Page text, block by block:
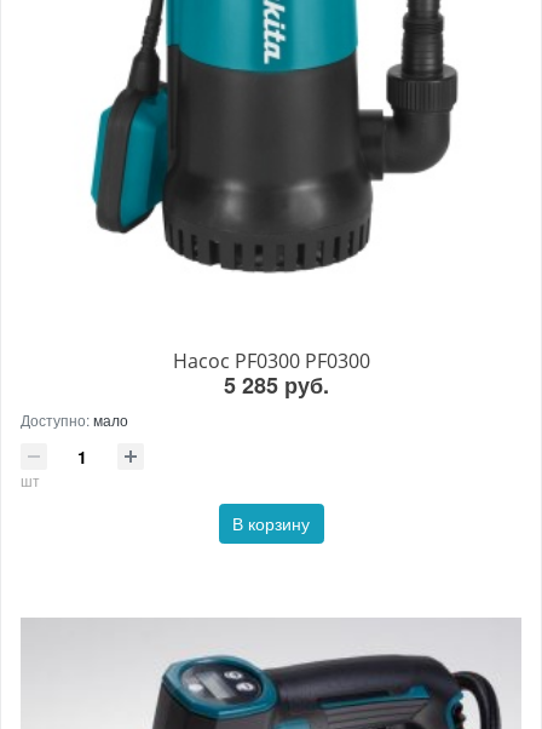
Насос PF0300 PF0300
5 285 руб.
Доступно:мало
шт
В корзину